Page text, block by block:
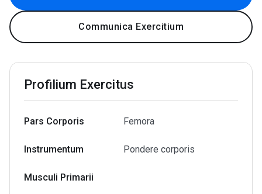
Communica Exercitium
Profilium Exercitus
Pars Corporis Femora
Instrumentum Pondere corporis
Musculi Primarii